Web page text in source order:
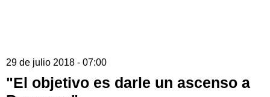
29 de julio 2018 - 07:00
"El objetivo es darle un ascenso a